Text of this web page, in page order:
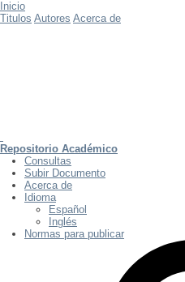
Inicio
Titulos Autores Acerca de
Repositorio Académico
Consultas
Subir Documento
Acerca de
Idioma
Español
Inglés
Normas para publicar